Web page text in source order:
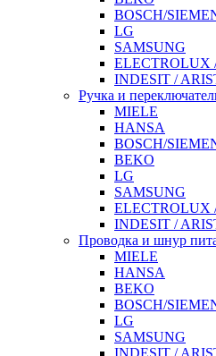
BOSCH/
LG
SAMSUNG
ELECTROLUX
INDESIT /
Ручка и
MIELE
HANSA
BOSCH/
BEKO
LG
SAMSUNG
ELECTROLUX
INDESIT /
Проводка и шнур
MIELE
HANSA
BEKO
BOSCH/
LG
SAMSUNG
INDESIT /